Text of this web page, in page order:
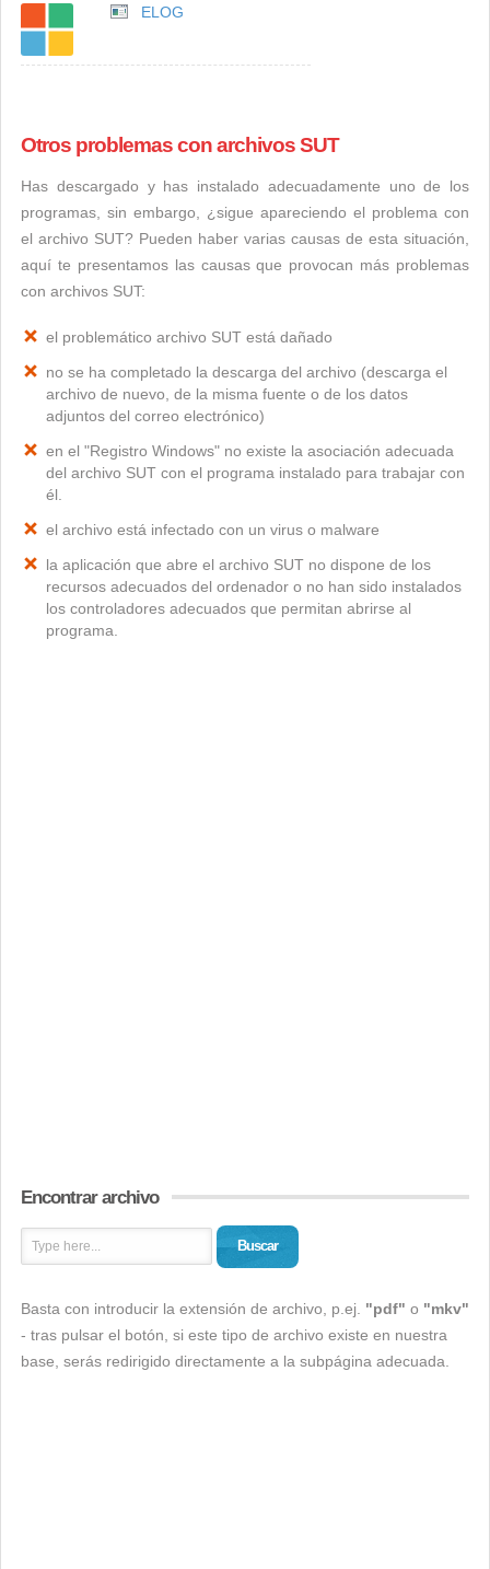
ELOG
Otros problemas con archivos SUT
Has descargado y has instalado adecuadamente uno de los
programas, sin embargo, ¿sigue apareciendo el problema con
el archivo SUT? Pueden haber varias causas de esta situación,
aquí te presentamos las causas que provocan más problemas
con archivos SUT:
el problemático archivo SUT está dañado
no se ha completado la descarga del archivo (descarga el
archivo de nuevo, de la misma fuente o de los datos
adjuntos del correo electrónico)
en el "Registro Windows" no existe la asociación adecuada
del archivo SUT con el programa instalado para trabajar con
él.
el archivo está infectado con un virus o malware
la aplicación que abre el archivo SUT no dispone de los
recursos adecuados del ordenador o no han sido instalados
los controladores adecuados que permitan abrirse al
programa.
Encontrar archivo
Buscar
Basta con introducir la extensión de archivo, p.ej. "pdf" o "mkv"
- tras pulsar el botón, si este tipo de archivo existe en nuestra
base, serás redirigido directamente a la subpágina adecuada.